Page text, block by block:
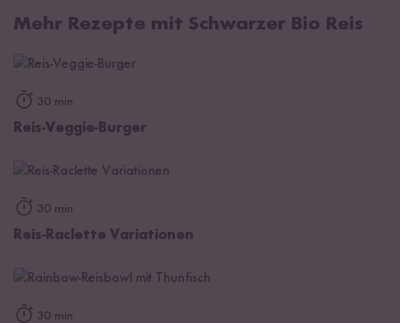
Mehr Rezepte mit Schwarzer Bio Reis
30 min
Reis-Veggie-Burger
30 min
Reis-Raclette Variationen
30 min